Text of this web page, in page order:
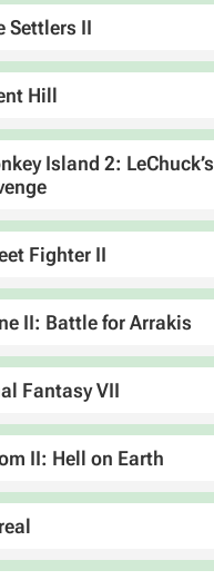
Settlers II
Hill
Island 2: LeChuck’s
Fighter II
II: Battle for Arrakis
Fantasy VII
II: Hell on Earth